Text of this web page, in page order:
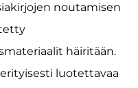
noutamisen
häiritään.
luotettavaa